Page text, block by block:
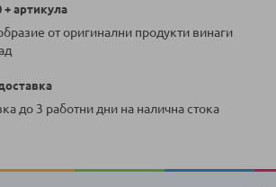
+ артикула
от оригинални продукти винаги
до 3 работни дни на налична стока